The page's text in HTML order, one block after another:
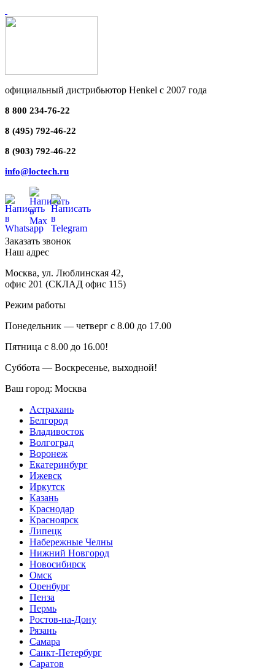
официальный дистрибьютор Henkel с 2007 года
8 800 234-76-22
8 (495) 792-46-22
8 (903) 792-46-22
info@loctech.ru
Заказать звонок
Наш адрес
Москва, ул. Люблинская 42,
офис 201 (СКЛАД офис 115)
Режим работы
Понедельник — четверг с 8.00 до 17.00
Пятница с 8.00 до 16.00!
Суббота — Воскресенье, выходной!
Ваш город: Москва
Астрахань
Белгород
Владивосток
Волгоград
Воронеж
Екатеринбург
Ижевск
Иркутск
Казань
Краснодар
Красноярск
Липецк
Набережные Челны
Нижний Новгород
Новосибирск
Омск
Оренбург
Пенза
Пермь
Ростов-на-Дону
Рязань
Самара
Санкт-Петербург
Саратов